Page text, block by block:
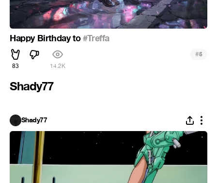
Happy Birthday to#Treffa
83 14.2K
#5
Shady77
Shady77